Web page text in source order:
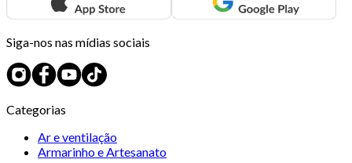
Siga-nos nas mídias sociais
Categorias
Ar e ventilação
Armarinho e Artesanato